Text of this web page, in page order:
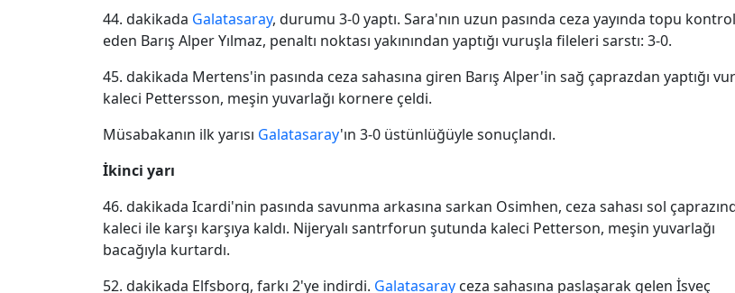
44. dakikada Galatasaray, durumu 3-0 yaptı. Sara'nın uzun pasında ceza yayında topu kontrol
eden Barış Alper Yılmaz, penaltı noktası yakınından yaptığı vuruşla fileleri sarstı: 3-0.
45. dakikada Mertens'in pasında ceza sahasına giren Barış Alper'in sağ çaprazdan yaptığı
kaleci Pettersson, meşin yuvarlağı kornere çeldi.
Müsabakanın ilk yarısı Galatasaray'ın 3-0 üstünlüğüyle sonuçlandı.
İkinci yarı
46. dakikada Icardi'nin pasında savunma arkasına sarkan Osimhen, ceza sahası sol
kaleci ile karşı karşıya kaldı. Nijeryalı santrforun şutunda kaleci Petterson, meşin yuvarlağı
bacağıyla kurtardı.
52. dakikada Elfsborg, farkı 2'ye indirdi. Galatasaray ceza sahasına paslaşarak gelen İsveç